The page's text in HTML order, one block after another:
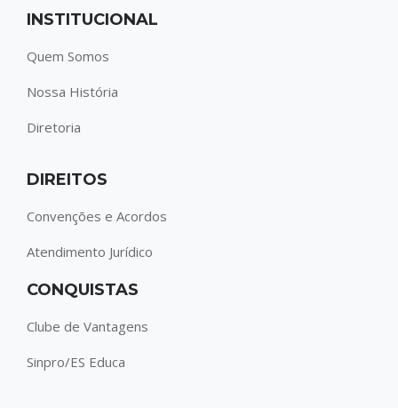
INSTITUCIONAL
Quem Somos
Nossa História
Diretoria
DIREITOS
Convenções e Acordos
Atendimento Jurídico
CONQUISTAS
Clube de Vantagens
Sinpro/ES Educa